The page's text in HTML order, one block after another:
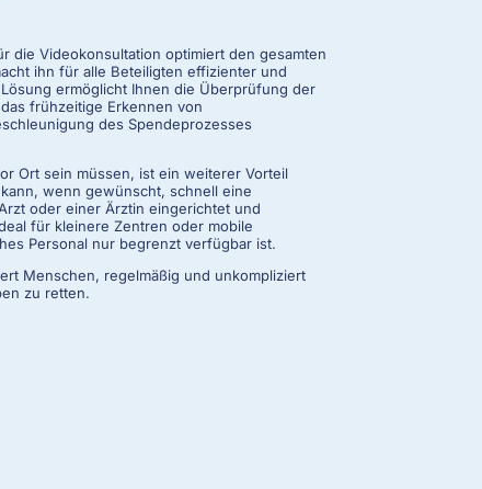
die Videokonsultation optimiert den gesamten
ihn für alle Beteiligten effizienter und
ermöglicht Ihnen die Überprüfung der
frühzeitige Erkennen von
des Spendeprozesses
Ort sein müssen, ist ein weiterer Vorteil
wenn gewünscht, schnell eine
oder einer Ärztin eingerichtet und
für kleinere Zentren oder mobile
Personal nur begrenzt verfügbar ist.
Menschen, regelmäßig und unkompliziert
zu retten.